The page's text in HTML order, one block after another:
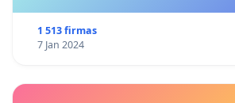
1 513 firmas
7 Jan 2024